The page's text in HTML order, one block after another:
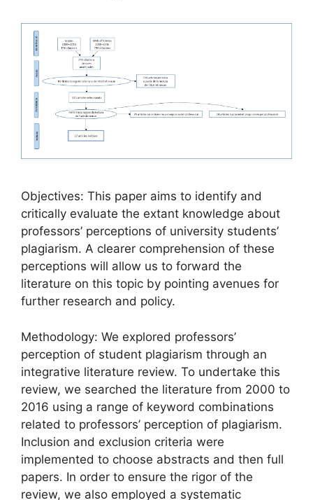
Objectives: This paper aims to identify and
critically evaluate the extant knowledge about
professors’ perceptions of university students’
plagiarism. A clearer comprehension of these
perceptions will allow us to forward the
literature on this topic by pointing avenues for
further research and policy.
Methodology: We explored professors’
perception of student plagiarism through an
integrative literature review. To undertake this
review, we searched the literature from 2000 to
2016 using a range of keyword combinations
related to professors’ perception of plagiarism.
Inclusion and exclusion criteria were
implemented to choose abstracts and then full
papers. In order to ensure the rigor of the
review, we also employed a systematic